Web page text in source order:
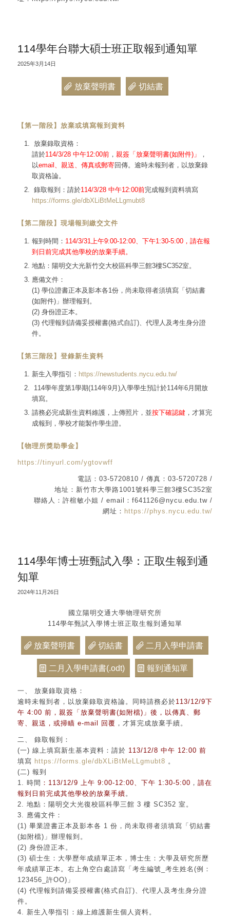
114學年台聯大碩士班正取報到通知單
2025年3月14日
放棄聲明書 切結書
【第一階段】放棄或填寫報到資料
放棄錄取資格：
請於114/3/28 中午12:00前， 親簽「放棄聲明書(如附件)」
，
以email、親送、傳真或郵寄回傳。逾時未報到者，以放棄錄
取資格論。
錄取報到：請於114/3/28 中午12:00前完成報到資料填寫
https://forms.gle/dbXLiBtMeLLgmubt8
【第二階段】現場報到繳交文件
報到時間： 114/3/31上午9:00-12:00、下午1:30-5:00，請在報
到日前完成其他學校的放棄手續。
地點：陽明交大光新竹交大校區科學三館3樓SC352室。
應備文件：
(1) 學位證書正本及影本各1份，尚未取得者須填寫「切結書
(如附件)」辦理報到。
(2) 身份證正本。
(3) 代理報到請備妥授權書(格式自訂)、代理人及考生身分證
件。
【第三階段】登錄新生資料
新生入學指引： https://newstudents.nycu.edu.tw/
114學年度第1學期(114年9月)入學學生預計於114年6月開放
填寫。
請務必完成新生資料維護，上傳照片，並按下確認鍵 ，才算完
成報到，學校才能製作學生證。
【物理所獎助學金】
https://tinyurl.com/ygtovwff
電話：03-5720810 / 傳真：03-5720728 /
地址：新竹市大學路1001號科學三館3樓SC352室
聯絡人：許楦敏小姐 / email：f641126@nycu.edu.tw /
網址： https://phys.nycu.edu.tw/
114學年博士班甄試入學：正取生報到通
知單
2024年11月26日
國立陽明交通大學物理研究所
114學年甄試入學博士班正取生報到通知單
放棄聲明書 切結書 二月入學申請書
二月入學申請書(.odt) 報到通知單
一、 放棄錄取資格：
逾時未報到者，以放棄錄取資格論。同時請務必於113/12/9下
午 4:00 前，親簽「放棄聲明書(如附檔)」後，以傳真、郵
寄、親送，或掃瞄 e-mail 回覆 ，才算完成放棄手續。
二、 錄取報到：
(一) 線上填寫新生基本資料：請於 113/12/8 中午 12:00 前
填寫 https://forms.gle/dbXLiBtMeLLgmubt8 。
(二) 報到
1. 時間 ：113/12/9 上午 9:00-12:00、下午 1:30-5:00 ， 請在
報到日前完成其他學校的放棄手續。
2. 地點： 陽明交大光復校區科學三館 3 樓 SC352 室 。
3. 應備文件：
(1) 畢業證書正本及影本各 1 份，尚未取得者須填寫「切結書
(如附檔)」辦理報到。
(2) 身份證正本。
(3) 碩士生：大學歷年成績單正本，博士生：大學及研究所歷
年成績單正本。右上角空白處請寫「考生編號_考生姓名(例：
123456_許OO)」
(4) 代理報到請備妥授權書(格式自訂)、代理人及考生身分證
件。
4. 新生入學指引：線上維護新生個人資料。